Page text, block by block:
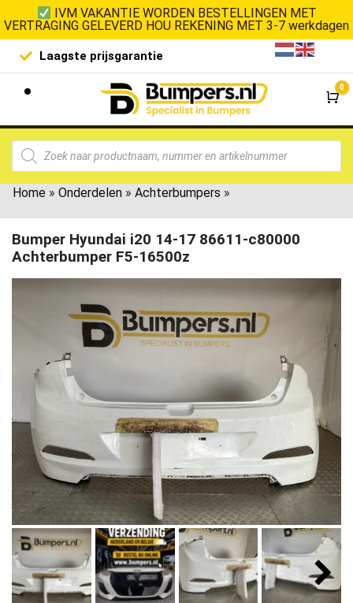
IVM VAKANTIE WORDEN BESTELLINGEN MET
VERTRAGING GELEVERD HOU REKENING MET 3-7 werkdagen
Laagste prijsgarantie De
0
Home » Onderdelen » Achterbumpers »
Bumper Hyundai i20 14-17 86611-c80000
Achterbumper F5-16500z